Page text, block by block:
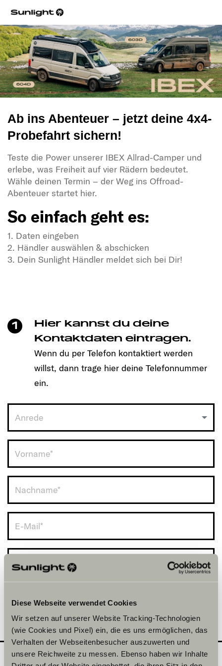
Diese Webseite verwendet Cookies
Wir setzen auf unserer Website Tracking-Technologien
(wie Cookies und Pixel) ein, die es uns ermöglichen, das
Verhalten der Webseitenbesucher auszuwerten und
unsere Reichweite zu messen. Ebenso haben wir Inhalte
Ab ins Abenteuer – jetzt deine 4x4-
Probefahrt sichern!
Teste die Power unserer IBEX Allrad-Camper und
erlebe, was Freiheit auf vier Rädern bedeutet.
Wähle deinen Termin – der Weg ins Offroad-
Abenteuer startet hier.
So einfach geht es:
1. Daten eingeben
2. Händler auswählen & abschicken
3. Dein Sunlight Händler meldet sich bei Dir!
So einfach geht es:
1. Daten eingeben
2. Händler auswählen & abschicken
3. Dein Sunlight Händler meldet sich bei Dir!
1
Hier kannst du deine
Kontaktdaten eintragen.
Wenn du per Telefon kontaktiert werden
willst, dann trage hier deine Telefonnummer
ein.
Anrede
Deutschland (+49)